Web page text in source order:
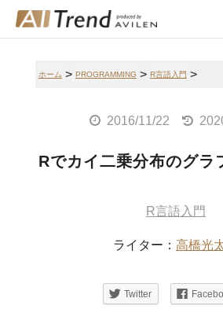
ホーム > PROGRAMMING > R言語入門 >
2016/11/22
Rでカイ二乗分布のグラ
R言語入門
ライター： 高橋光
Twitter